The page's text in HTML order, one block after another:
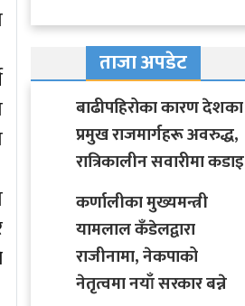
ताजा अपडेट
बाढीपहिरोका कारण देशका
प्रमुख राजमार्गहरू अवरुद्ध,
रात्रिकालीन सवारीमा कडाइ
कर्णालीका मुख्यमन्त्री
यामलाल कँडेलद्वारा
राजीनामा, नेकपाको
नेतृत्वमा नयाँ सरकार बन्ने